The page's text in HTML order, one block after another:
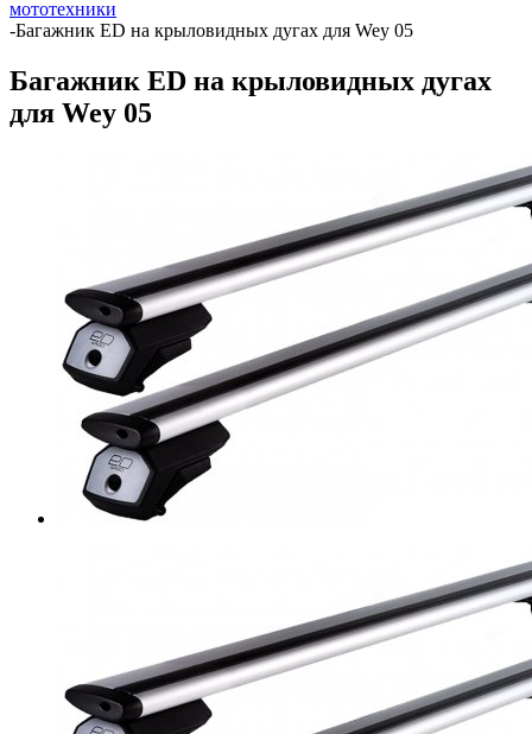
мототехники
-Багажник ED на крыловидных дугах для Wey 05
Багажник ED на крыловидных дугах
для Wey 05